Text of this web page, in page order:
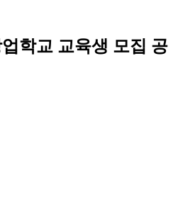
학교 교육생 모집 공